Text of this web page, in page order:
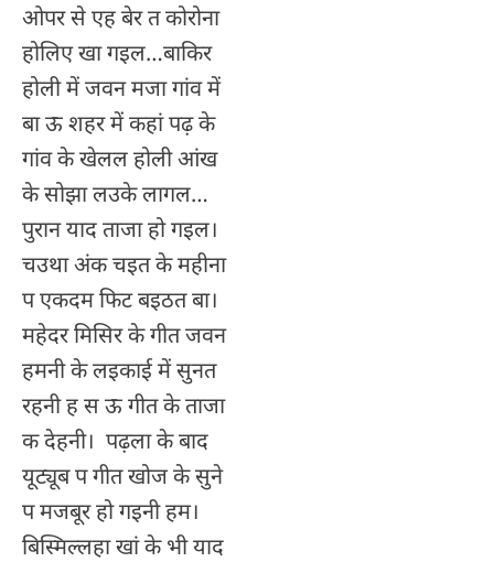
ओपर से एह बेर त कोरोना
होलिए खा गइल…बाकिर
होली में जवन मजा गांव में
बा ऊ शहर में कहां पढ़ के
गांव के खेलल होली आंख
के सोझा लउके लागल…
पुरान याद ताजा हो गइल।
चउथा अंक चइत के महीना
प एकदम फिट बइठत बा।
महेदर मिसिर के गीत जवन
हमनी के लइकाई में सुनत
रहनी ह स ऊ गीत के ताजा
क देहनी। पढ़ला के बाद
यूट्यूब प गीत खोज के सुने
प मजबूर हो गइनी हम।
बिस्मिल्लहा खां के भी याद